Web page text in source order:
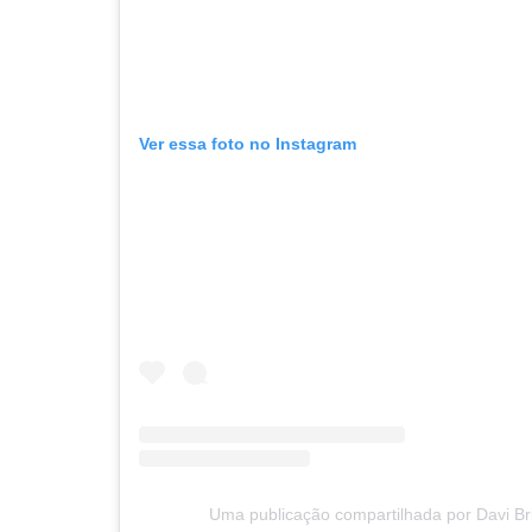
Ver essa foto no Instagram
Uma publicação compartilhada por Davi